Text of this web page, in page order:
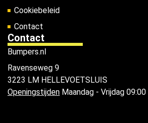
Cookiebeleid
Contact
Contact
Bumpers.nl
Ravenseweg 9
3223 LM HELLEVOETSLUIS
Openingstijden Maandag - Vrijdag